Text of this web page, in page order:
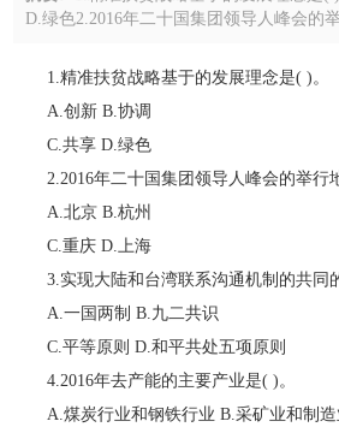
D.绿色2.2016年二十国集团领导人峰会的
基础是( )。A.一国两制 B.九二共 ...
1.精准扶贫战略基于的发展理念是( )。
A.创新 B.协调
C.共享 D.绿色
2.2016年二十国集团领导人峰会的举行
A.北京 B.杭州
C.重庆 D.上海
3.实现大陆和台湾联系沟通机制的共同
A.一国两制 B.九二共识
C.平等原则 D.和平共处五项原则
4.2016年去产能的主要产业是( )。
A.煤炭行业和钢铁行业 B.采矿业和制造